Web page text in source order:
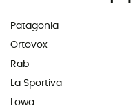
Patagonia
Ortovox
Rab
La Sportiva
Lowa